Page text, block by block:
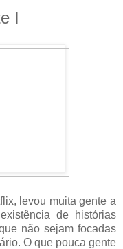
I
levou muita gente a
de histórias
não sejam focadas
O que pouca gente